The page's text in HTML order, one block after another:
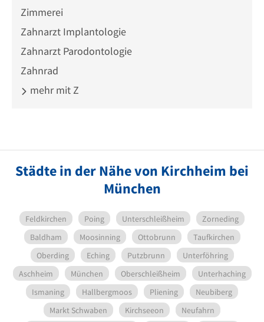
Zimmerei
Zahnarzt Implantologie
Zahnarzt Parodontologie
Zahnrad
mehr mit Z
Städte in der Nähe von Kirchheim bei
München
Feldkirchen Poing Unterschleißheim
Zorneding
Baldham
Moosinning Ottobrunn
Taufkirchen
Oberding
Eching Putzbrunn
Unterföhring
Aschheim
München Oberschleißheim
Unterhaching
Ismaning
Hallbergmoos Pliening
Neubiberg
Markt Schwaben
Kirchseeon
Neufahrn